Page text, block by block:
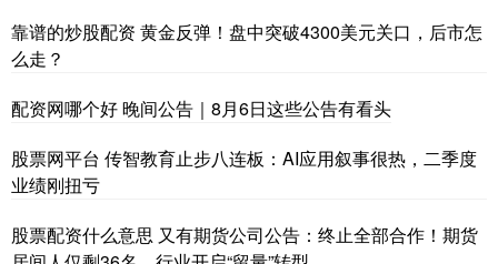
靠谱的炒股配资 黄金反弹！盘中突破4300美元关口，后市怎
么走？
配资网哪个好 晚间公告｜8月6日这些公告有看头
股票网平台 传智教育止步八连板：AI应用叙事很热，二季度
业绩刚扭亏
股票配资什么意思 又有期货公司公告：终止全部合作！期货